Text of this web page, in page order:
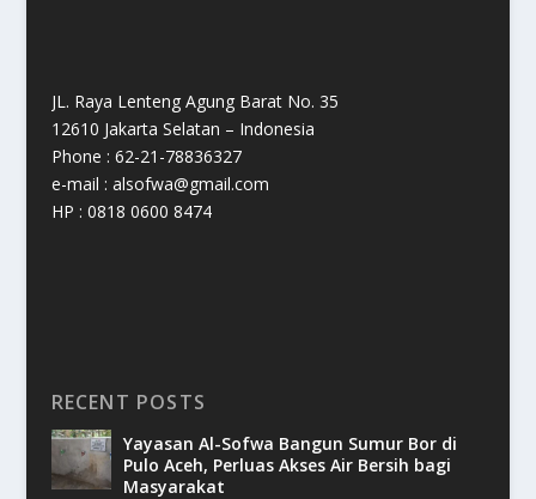
JL. Raya Lenteng Agung Barat No. 35
12610 Jakarta Selatan – Indonesia
Phone : 62-21-78836327
e-mail : alsofwa@gmail.com
HP : 0818 0600 8474
RECENT POSTS
Yayasan Al-Sofwa Bangun Sumur Bor di
Pulo Aceh, Perluas Akses Air Bersih bagi
Masyarakat